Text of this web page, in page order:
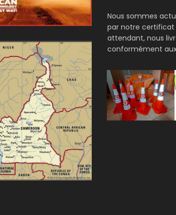
Nous sommes
par notre certificat
attendant, nous
conformément aux